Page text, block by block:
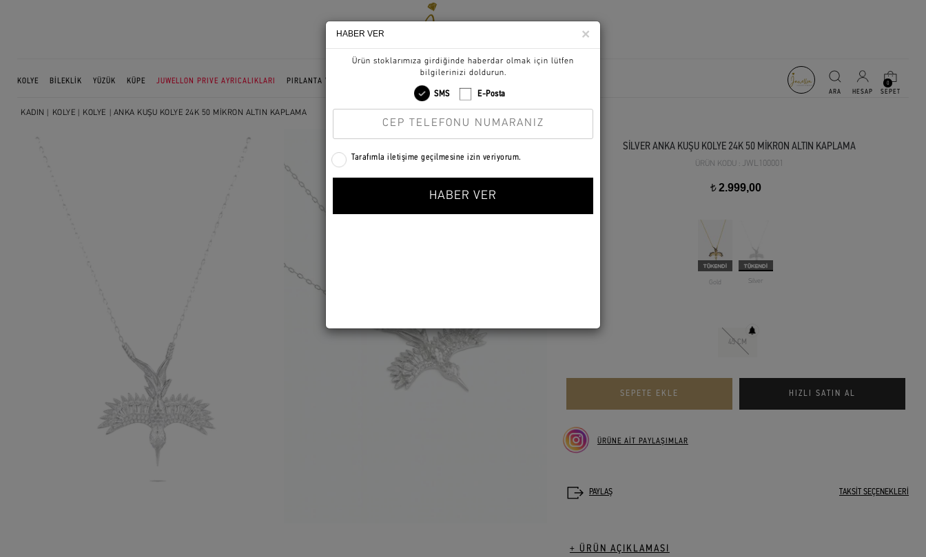
KOLYE BİLEKLİK YÜZÜK KÜPE JUWELLON PRIVE AYRICALIKLARI PIRLANTA VE ALTIN 0
KADIN KOLYE KOLYE | ANKA KUŞU KOLYE 24K 50 MİKRON ALTIN KAPLAMA
SİLVER ANKA KUŞU KOLYE 24K 50 MİKRON ALTIN KAPLAMA
ÜRÜN KODU : JWL100001
t2.999,00
Gold Silver
45 CM
ÜRÜNE AİT PAYLAŞIMLAR
TAKSİT SEÇENEKLERİ
+ ÜRÜN AÇIKLAMASI
×
HABER VER